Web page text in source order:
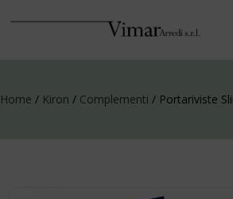
Home / Kiron / Complementi / Portariviste